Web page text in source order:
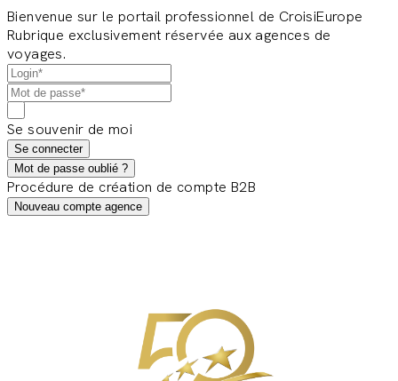
Bienvenue sur le portail professionnel de CroisiEurope
Rubrique exclusivement réservée aux agences de
voyages.
Se souvenir de moi
Se connecter
Mot de passe oublié ?
Procédure de création de compte B2B
Nouveau compte agence